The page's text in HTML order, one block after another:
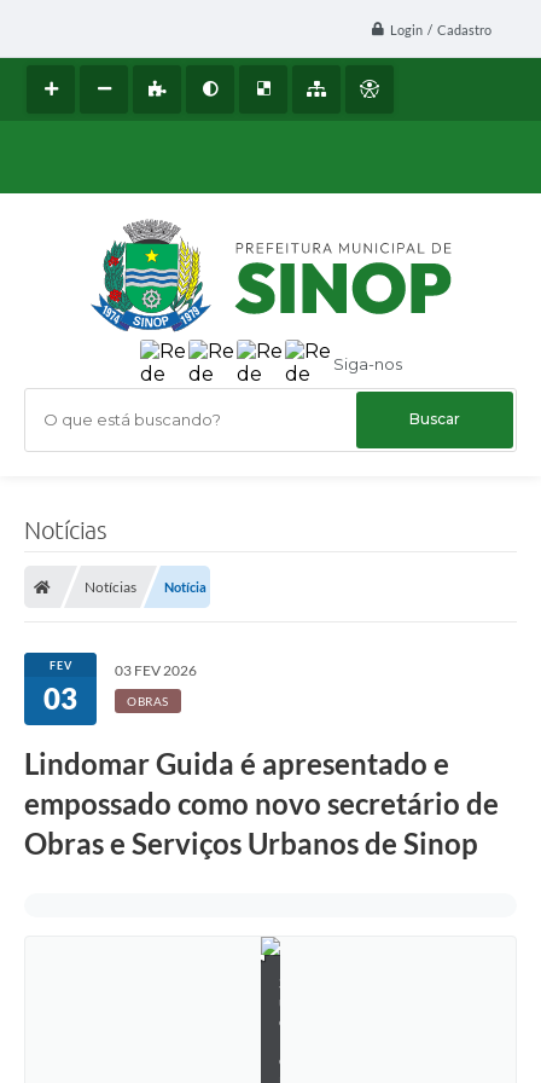
Login / Cadastro
Siga-nos
O que está buscando?
Notícias
Notícias Notícia
FEV
03
03 FEV 2026
OBRAS
Lindomar Guida é apresentado e
empossado como novo secretário de
Obras e Serviços Urbanos de Sinop
S
u
e
e